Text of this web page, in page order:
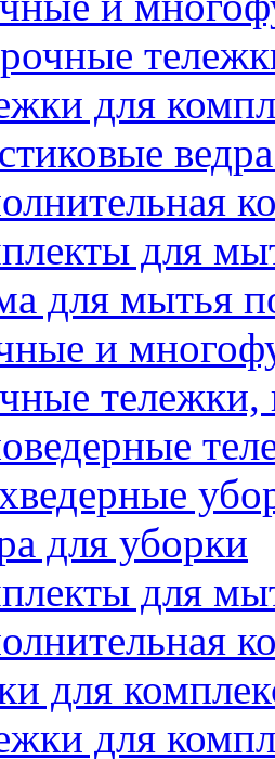
для
для
для мытья
и
тележки,
для уборки
для
для
для